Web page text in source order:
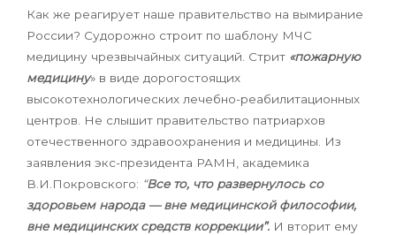
Как же реагирует наше правительство на вымирание
России? Судорожно строит по шаблону МЧС
медицину чрезвычайных ситуаций. Стрит «пожарную
медицину» в виде дорогостоящих
высокотехнологических лечебно-реабилитационных
центров. Не слышит правительство патриархов
отечественного здравоохранения и медицины. Из
заявления экс-президента РАМН, академика
В.И.Покровского: “Все то, что развернулось со
здоровьем народа — вне медицинской философии,
вне медицинских средств коррекции”. И вторит ему